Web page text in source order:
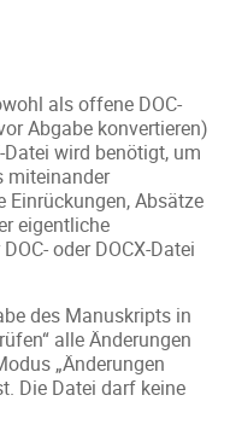
als offene DOC-
Abgabe konvertieren)
Datei wird benötigt, um
miteinander
Absätze
eigentliche
oder DOCX-Datei
des Manuskripts in
alle Änderungen
„Änderungen
Die Datei darf keine